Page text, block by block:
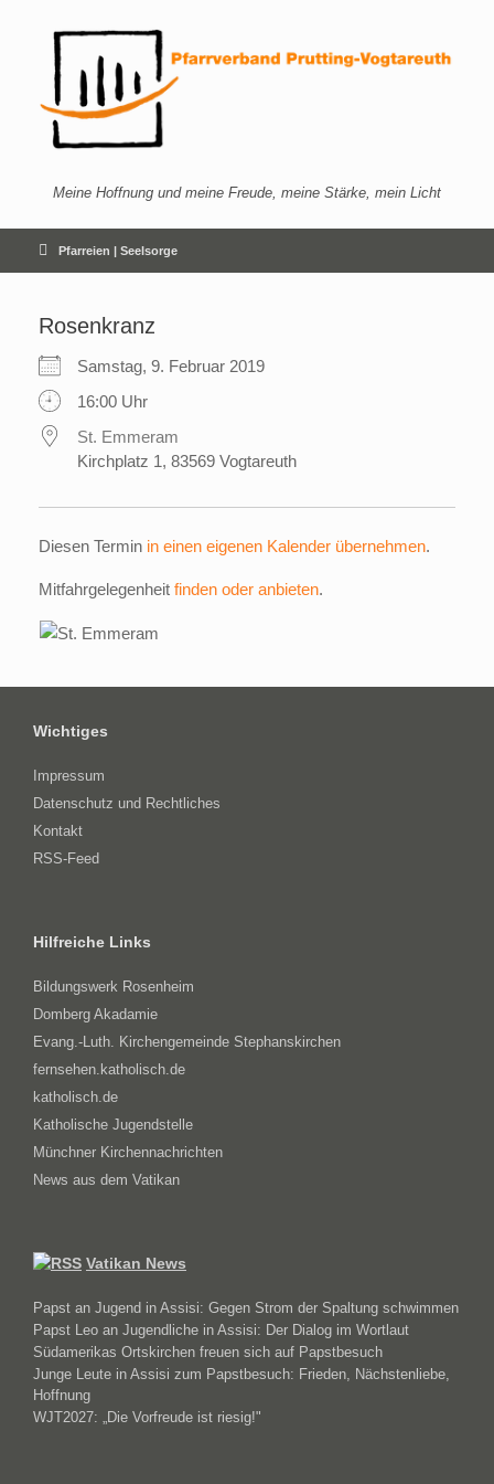
Meine Hoffnung und meine Freude, meine Stärke, mein Licht
Pfarreien | Seelsorge
Rosenkranz
Samstag, 9. Februar 2019
16:00 Uhr
St. Emmeram
Kirchplatz 1, 83569 Vogtareuth
Diesen Termin in einen eigenen Kalender übernehmen.
Mitfahrgelegenheit finden oder anbieten.
Wichtiges
Impressum
Datenschutz und Rechtliches
Kontakt
RSS-Feed
Hilfreiche Links
Bildungswerk Rosenheim
Domberg Akadamie
Evang.-Luth. Kirchengemeinde Stephanskirchen
fernsehen.katholisch.de
katholisch.de
Katholische Jugendstelle
Münchner Kirchennachrichten
News aus dem Vatikan
Vatikan News
Papst an Jugend in Assisi: Gegen Strom der Spaltung schwimmen
Papst Leo an Jugendliche in Assisi: Der Dialog im Wortlaut
Südamerikas Ortskirchen freuen sich auf Papstbesuch
Junge Leute in Assisi zum Papstbesuch: Frieden, Nächstenliebe,
Hoffnung
WJT2027: „Die Vorfreude ist riesig!"